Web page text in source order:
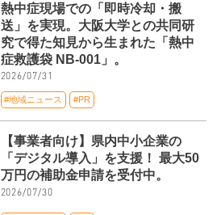
熱中症現場での「即時冷却・搬
送」を実現。大阪大学との共同研
究で得た知見から生まれた「熱中
症救護袋 NB-001」。
2026/07/31
#地域ニュース #PR
【事業者向け】県内中小企業の
「デジタル導入」を支援！ 最大50
万円の補助金申請を受付中。
2026/07/30